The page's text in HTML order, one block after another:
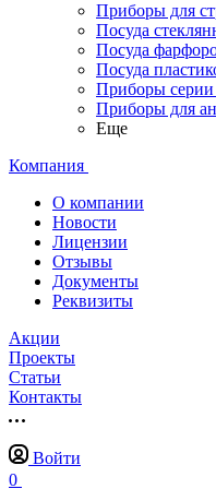
Приборы для
Посуда
Посуда
Посуда
Приборы
Приборы для
Еще
Компания
О компании
Новости
Лицензии
Отзывы
Документы
Реквизиты
Акции
Проекты
Статьи
Контакты
Войти
0